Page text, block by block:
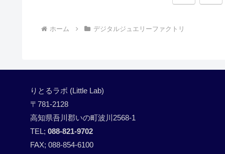
ホーム デジタルジュエリーファクトリ
りとるラボ (Little Lab)
〒781-2128
高知県吾川郡いの町波川2568-1
TEL; 088-821-9702
FAX; 088-854-6100